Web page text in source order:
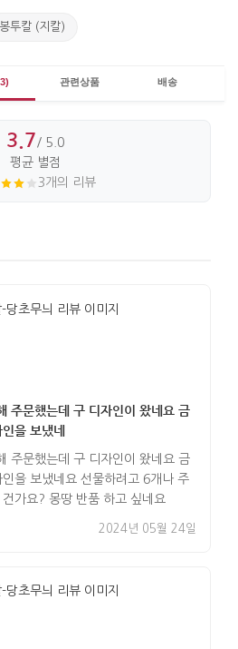
봉투칼 (지칼)
관련상품 배송
3.7/ 5.0
평균 별점
3개의 리뷰
주문했는데 구 디자인이 왔네요 금
을 보냈네
주문했는데 구 디자인이 왔네요 금
을 보냈네요 선물하려고 6개나 주
가요? 몽땅 반품 하고 싶네요
2024년 05월 24일